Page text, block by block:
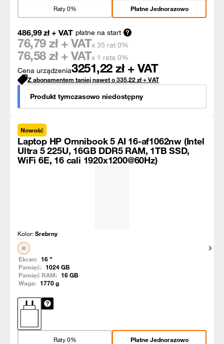
Płatne Jednorazowo
Raty 0%
Cena urządzenia3251,22 zł + VAT
486,99zł+ VAT płatne na start
76,79 zł + VATx 35 rat 0%
76,58 zł + VATx 1 rata 0%
Z abonamentem taniej nawet o335,22zł+ VAT
Produkt tymczasowo niedostępny
Nowość
Laptop HP Omnibook 5 AI 16-af1062nw (Intel
Ultra 5 225U, 16GB DDR5 RAM, 1TB SSD,
WiFi 6E, 16 cali 1920x1200@60Hz)
Kolor:Srebrny
Ekran: 16 "
Pamięć: 1024GB
Pamięć RAM: 16GB
Waga: 1770g
Płatne Jednorazowo
Raty 0%